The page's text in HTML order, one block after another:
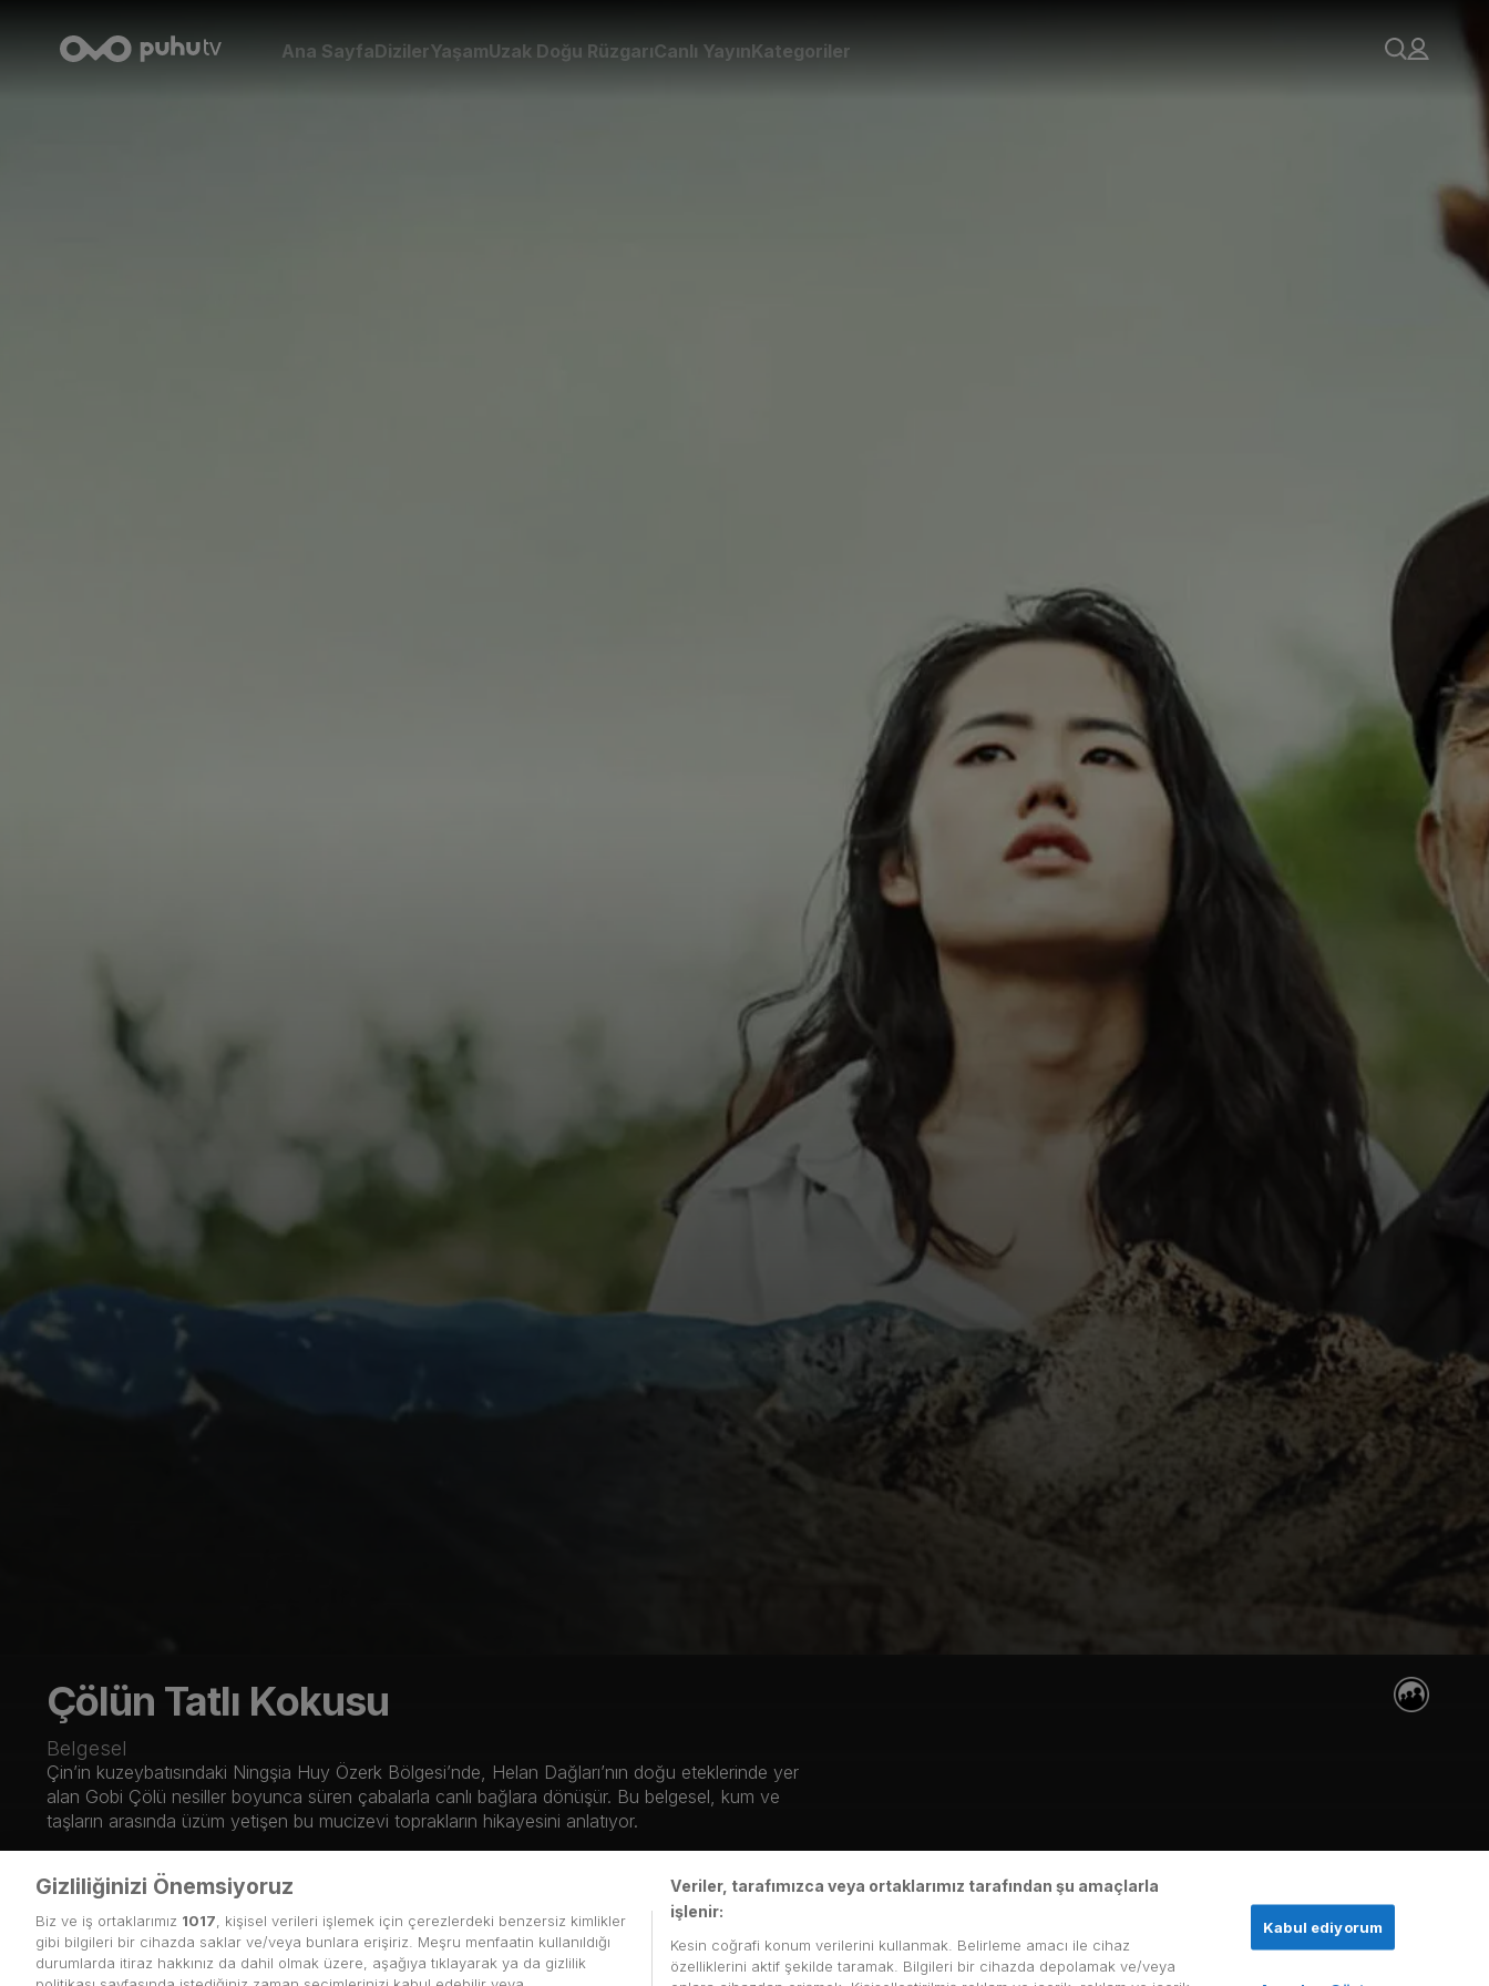
Ana SayfaDizilerYaşamUzak Doğu RüzgarıCanlı YayınKategoriler
Çölün Tatlı Kokusu
Belgesel
Çin’in kuzeybatısındaki Ningşia Huy Özerk Bölgesi’nde, Helan Dağları’nın doğu eteklerinde yer
alan Gobi Çölü nesiller boyunca süren çabalarla canlı bağlara dönüşür. Bu belgesel, kum ve
taşların arasında üzüm yetişen bu mucizevi toprakların hikayesini anlatıyor.
Çölün Tatlı Kokusu İzle Paylaş
Ayrıntılar
Gizliliğinizi Önemsiyoruz
Biz ve iş ortaklarımız 1017 , kişisel verileri işlemek için çerezlerdeki benzersiz kimlikler
gibi bilgileri bir cihazda saklar ve/veya bunlara erişiriz. Meşru menfaatin kullanıldığı
durumlarda itiraz hakkınız da dahil olmak üzere, aşağıya tıklayarak ya da gizlilik
Veriler, tarafımızca veya ortaklarımız tarafından şu amaçlarla
işlenir:
Kesin coğrafi konum verilerini kullanmak. Belirleme amacı ile cihaz
özelliklerini aktif şekilde taramak. Bilgileri bir cihazda depolamak ve/veya
Kabul ediyorum